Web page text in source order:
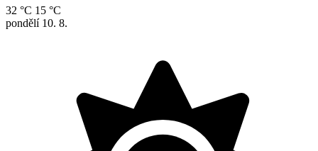
32 °C 15 °C
pondělí 10. 8.